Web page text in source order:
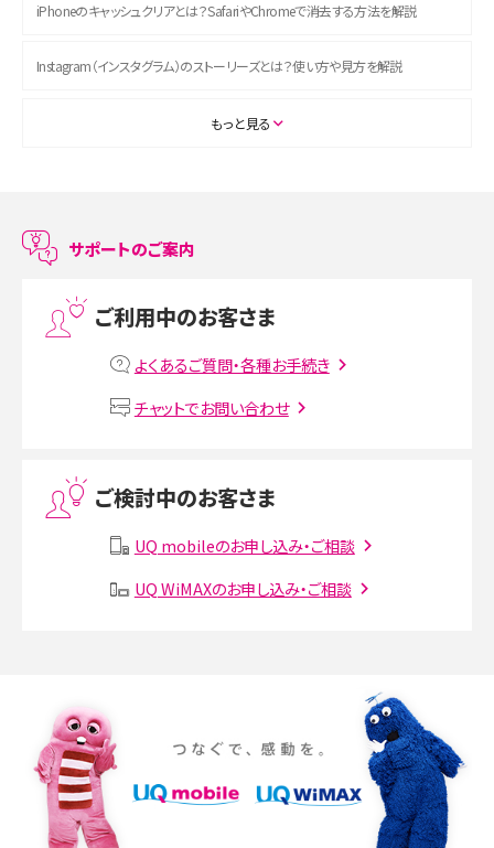
iPhoneのキャッシュクリアとは？SafariやChromeで消去する方法を解説
Instagram（インスタグラム）のストーリーズとは？使い方や見方を解説
ASMRとは？初心者向けの代表ジャンルや楽しみ方を解説
LINEで友だちを削除する方法は？方法ごとの影響や復活・復元する方法も解説
MNOとは？MVNOやMVNEとの違いやメリット・デメリットを解説
VPN接続とは？仕組みや必要性、メリット・デメリット、接続方法を解説
Instagram（インスタグラム）でスクショするとバレる？バレるケースや撮り方も解
SMSとは？料金やできること、注意点や届かない時の対処法を解説
iPhone 16eとiPhone SE（第3世代）の違いは？サイズやスペックを比較して解説
iPhone 16eとiPhone 14を徹底比較！スペック・機能の違いをわかりやすく紹介
iPhone 16シリーズのモデルを比較！価格・サイズ・カメラ性能の違いを徹底解説
もっと見る
サポートのご案内
ご利用中のお客さま
よくあるご質問・各種お手続き
チャットでお問い合わせ
ご検討中のお客さま
UQ mobileのお申し込み・ご相談
UQ WiMAXのお申し込み・ご相談